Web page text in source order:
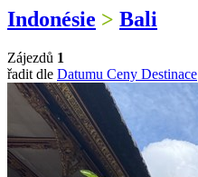
Indonésie > Bali
Zájezdů 1
řadit dle Datumu Ceny Destinace